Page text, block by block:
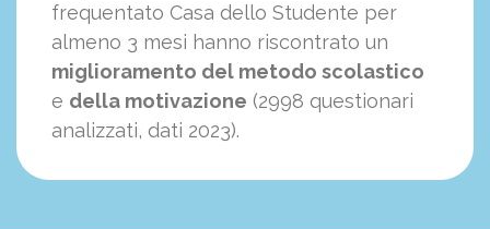
frequentato Casa dello Studente per
almeno 3 mesi hanno riscontrato un
miglioramento del metodo scolastico
e della motivazione (2998 questionari
analizzati, dati 2023).